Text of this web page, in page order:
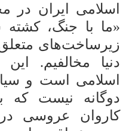
اسلامی ایران در
«ما با جنگ،
زیرساخت‌های
دنیا مخالفیم.
اسلامی است و
دوگانه نیست که
کاروان عروسی